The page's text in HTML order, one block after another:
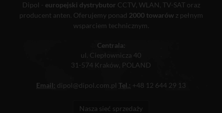
Dipol - europejski dystrybutor CCTV, WLAN, TV-SAT oraz
producent anten. Oferujemy ponad 2000 towarówz pełnym
wsparciem technicznym.
Centrala:
ul. Ciepłownicza 40
31-574 Kraków, POLAND
Email: dipol@dipol.com.pl Tel.: +48 12 644 29 13
Nasza sieć sprzedaży